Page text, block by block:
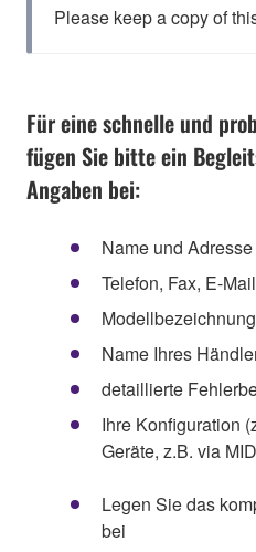
Please keep a copy of
Für eine schnelle und
fügen Sie bitte ein
Angaben bei:
Name und Adresse
Telefon, Fax, E-Mail
Name Ihres
detaillierte
Ihre Konfiguration
Geräte, z.B. via
Legen Sie das
bei